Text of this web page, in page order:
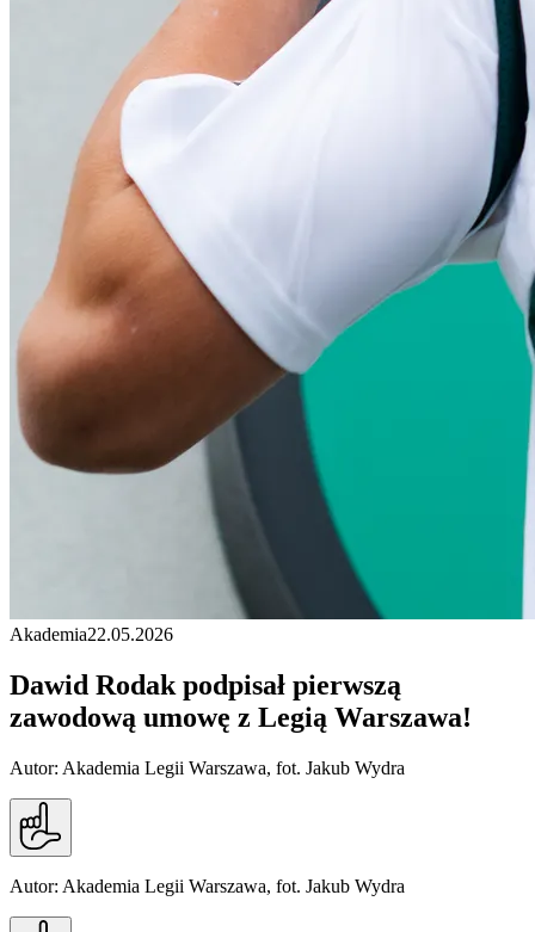
Akademia22.05.2026
Dawid Rodak podpisał pierwszą
zawodową umowę z Legią Warszawa!
Autor: Akademia Legii Warszawa, fot. Jakub Wydra
Autor: Akademia Legii Warszawa, fot. Jakub Wydra